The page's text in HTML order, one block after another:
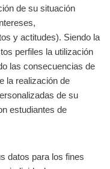
de su situación
y actitudes). Siendo la
perfiles la utilización
las consecuencias de
la realización de
de su
estudiantes de
datos para los fines